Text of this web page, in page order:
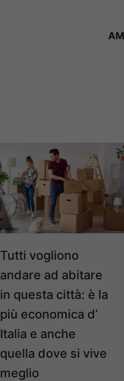
Tutti vogliono
andare ad abitare
in questa città: è la
più economica d’
Italia e anche
quella dove si vive
meglio